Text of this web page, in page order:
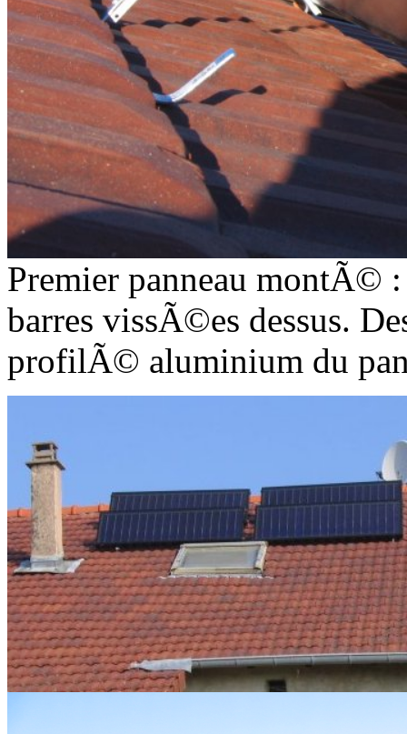
Premier panneau montÃ©
barres vissÃ©es dessus.
profilÃ© aluminium du